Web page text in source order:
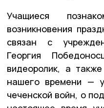
Учащиеся
возникновения
связан с
Георгия
видеоролик, а
нашего времени —
чеченской войн, о